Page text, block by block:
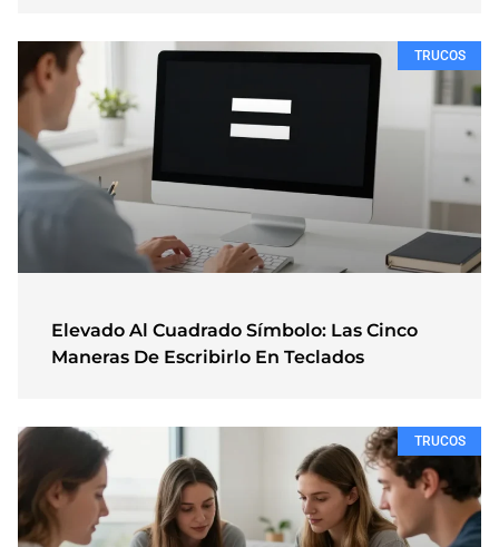
TRUCOS
Elevado Al Cuadrado Símbolo: Las Cinco
Maneras De Escribirlo En Teclados
TRUCOS